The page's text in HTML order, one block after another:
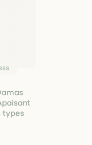
types